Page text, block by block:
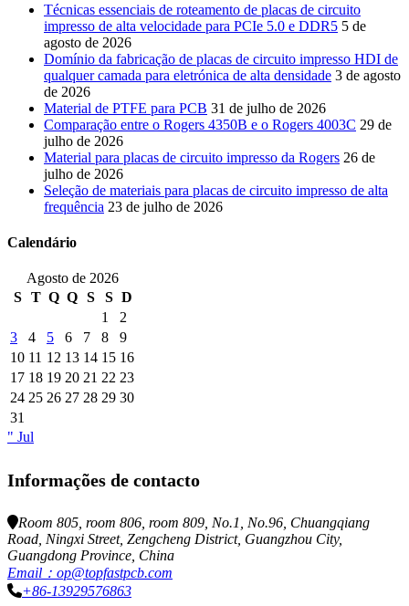
Técnicas essenciais de roteamento de placas de circuito
impresso de alta velocidade para PCIe 5.0 e DDR5 5 de
agosto de 2026
Domínio da fabricação de placas de circuito impresso HDI de
qualquer camada para eletrónica de alta densidade 3 de agosto
de 2026
Material de PTFE para PCB 31 de julho de 2026
Comparação entre o Rogers 4350B e o Rogers 4003C 29 de
julho de 2026
Material para placas de circuito impresso da Rogers 26 de
julho de 2026
Seleção de materiais para placas de circuito impresso de alta
frequência 23 de julho de 2026
Calendário
Agosto de 2026
S
T Q Q S S D
1
2
3
4 5 6 7 8
9
10 11 12 13 14 15 16
17 18 19 20 21 22 23
24 25 26 27 28 29 30
31
" Jul
Informações de contacto
Room 805, room 806, room 809, No.1, No.96, Chuangqiang
Road, Ningxi Street, Zengcheng District, Guangzhou City,
Guangdong Province, China
Email：op@topfastpcb.com
+86-13929576863